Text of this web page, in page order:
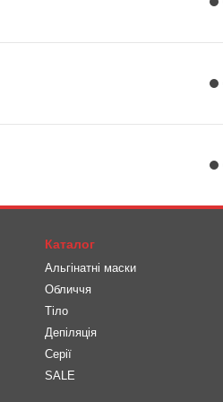
Каталог
Альгінатні маски
Обличчя
Тіло
Депіляція
Серії
SALE